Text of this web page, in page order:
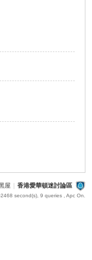
屋 香港愛華頓迷討論區
second(s), 9 queries , Apc On.